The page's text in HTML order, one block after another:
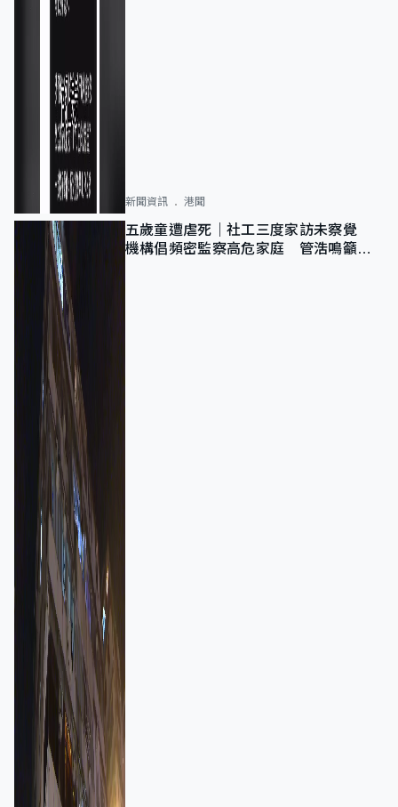
新聞資訊 港聞
五歲童遭虐死｜社工三度家訪未察覺
機構倡頻密監察高危家庭 管浩鳴籲加